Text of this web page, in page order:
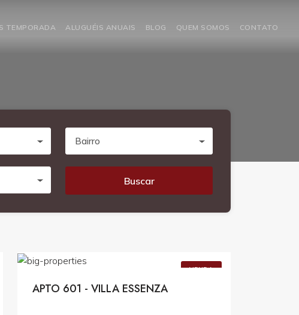
TEMPORADA ALUGUÉIS ANUAIS BLOG QUEM SOMOS CONTATO
Bairro
Buscar
VENDA
APTO 601 - VILLA ESSENZA